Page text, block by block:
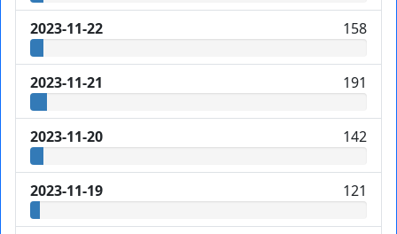
2023-11-22 158
2023-11-21 191
2023-11-20 142
2023-11-19 121